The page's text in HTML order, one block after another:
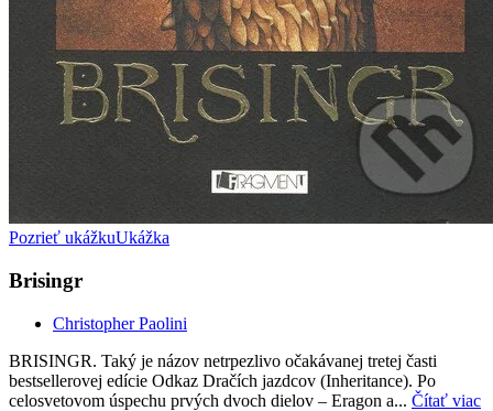
Pozrieť ukážkuUkážka
Brisingr
Christopher Paolini
BRISINGR. Taký je názov netrpezlivo očakávanej tretej časti
bestsellerovej edície Odkaz Dračích jazdcov (Inheritance). Po
celosvetovom úspechu prvých dvoch dielov – Eragon a... Čítať viac